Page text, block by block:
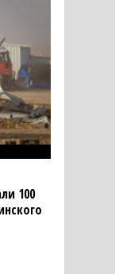
100